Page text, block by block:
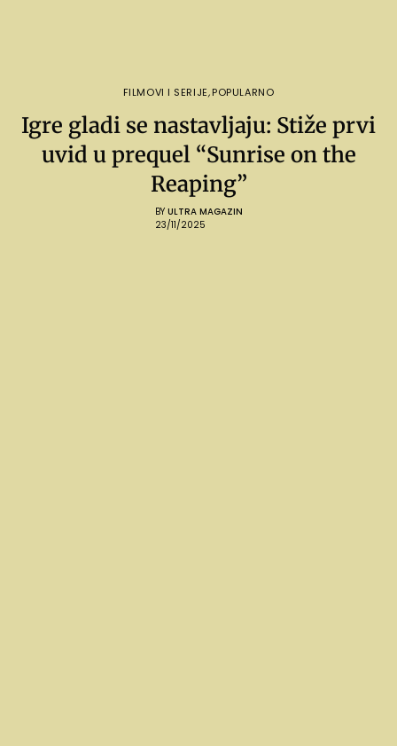
FILMOVI I SERIJE,POPULARNO
Igre gladi se nastavljaju: Stiže prvi
uvid u prequel “Sunrise on the
Reaping”
BY ULTRA MAGAZIN
23/11/2025